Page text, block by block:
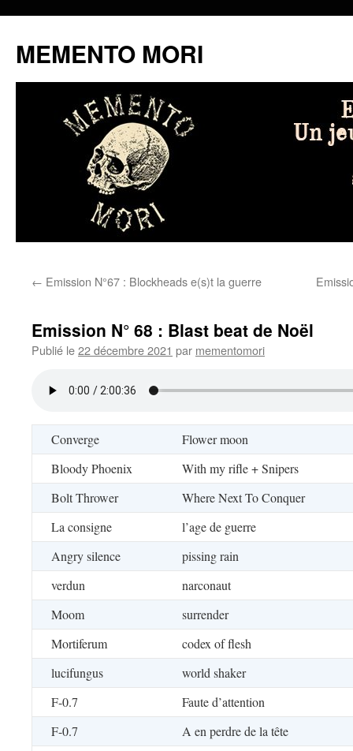
MEMENTO MORI
au← Emission N°67 : Blockheads e(s)t la guerre
Emission N° 68 : Blast beat de Noël
Publié le22 décembre 2021 par mementomori
Converge
Flower moon
Bloody Phoenix
With my rifle + Snipers
Bolt Thrower
Where Next To Conquer
La consigne
l’age de guerre
Angry silence
pissing rain
verdun
narconaut
Moom
surrender
Mortiferum
codex of flesh
lucifungus
world shaker
F-0.7
Faute d’attention
F-0.7
A en perdre de la tête